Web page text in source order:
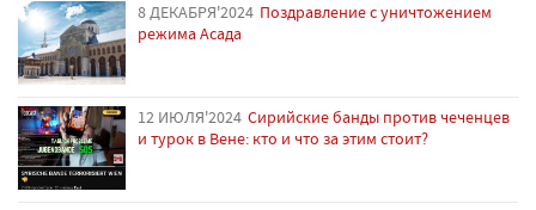
8 ДЕКАБРЯ'2024 Поздравление с уничтожением
режима Асада
12 ИЮЛЯ'2024 Сирийские банды против чеченцев
и турок в Вене: кто и что за этим стоит?